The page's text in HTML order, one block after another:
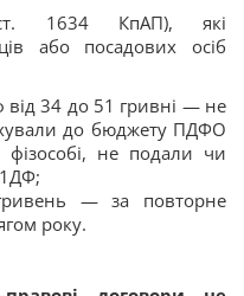
(ст. 1634 КпАП), які
або посадових осіб
34 до 51 гривні — не
до бюджету ПДФО
не подали чи
— за повторне
року.